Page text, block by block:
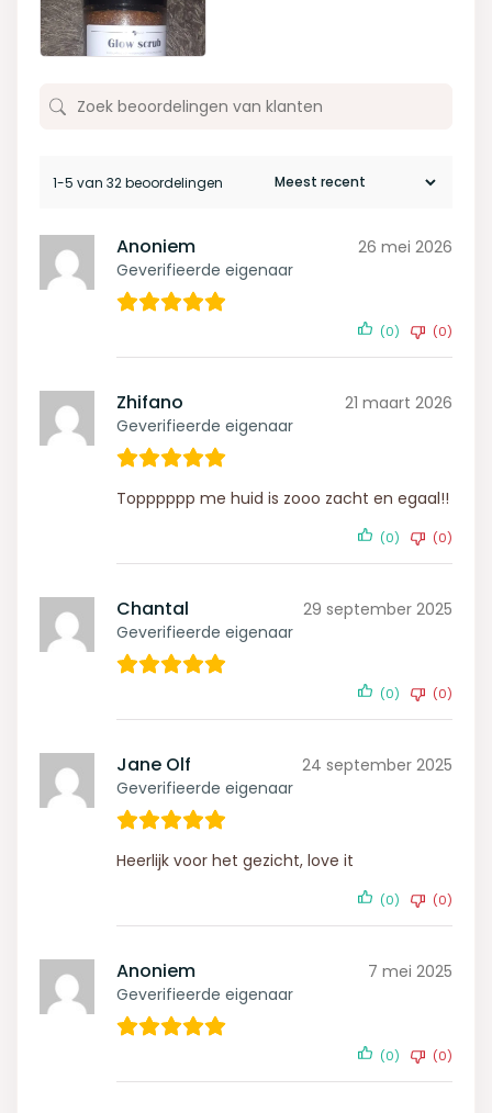
1-5 van 32 beoordelingen
Anoniem
Geverifieerde eigenaar
26 mei 2026
(0) (0)
Zhifano
Geverifieerde eigenaar
21 maart 2026
Topppppp me huid is zooo zacht en egaal!!
(0) (0)
Chantal
Geverifieerde eigenaar
29 september 2025
(0) (0)
Jane Olf
Geverifieerde eigenaar
24 september 2025
Heerlijk voor het gezicht, love it
(0) (0)
Anoniem
Geverifieerde eigenaar
7 mei 2025
(0) (0)